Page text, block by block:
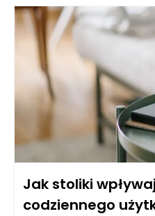
zintegrowane i transparentne,
zaangażowania
organizacji. Wspiera on
pracownikami, co jest
pracy.
Jak stoliki
codziennego